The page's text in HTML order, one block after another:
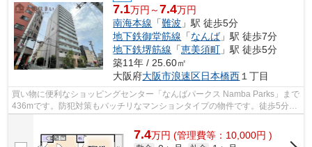
7.1万円～7.4万円
南海本線 「難波 」駅 徒歩5分
地下鉄御堂筋線 「なんば」駅 徒歩7分
地下鉄堺筋線 「恵美須町 」駅 徒歩5分
築11年 / 25.60㎡
大阪府大阪市浪速区日本橋西 １丁目
買い物に便利なショッピングセンター「なんばパークス Namba Parks」まで
436mです。防犯対策もバッチリなマンションタイプの物件です。徒歩5分に
7.4万円 (管理費等：10,000円 )